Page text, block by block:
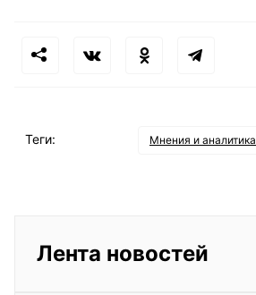
Теги: Мнения и аналитика
Лента новостей